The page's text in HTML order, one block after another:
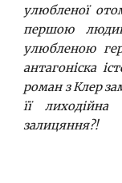
улюбленої
першою
улюбленою
антагоніска
роман з Клер
її
залицяння?!